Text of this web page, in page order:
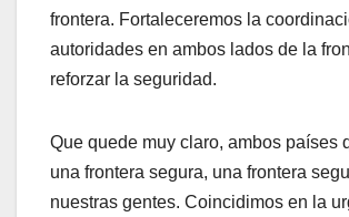
frontera. Fortaleceremos la
autoridades en ambos lados de la
reforzar la seguridad.
Que quede muy claro, ambos países
una frontera segura, una frontera
nuestras gentes. Coincidimos en la